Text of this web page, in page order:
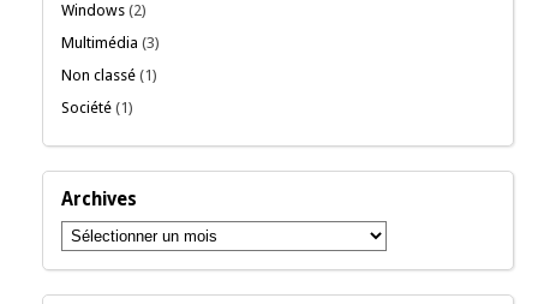
Windows (2)
Multimédia (3)
Non classé (1)
Société (1)
Archives
Archives